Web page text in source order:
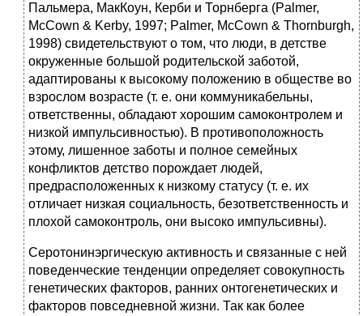
Пальмера, МакКоун, Керби и Торнберга (Palmer,
McCown & Kerby, 1997; Palmer, McCown & Thornburgh,
1998) свидетельствуют о том, что люди, в детстве
окруженные большой родительской заботой,
адаптированы к высокому положению в обществе во
взрослом возрасте (т. е. они коммуникабельны,
ответственны, обладают хорошим самоконтролем и
низкой импульсивностью). В противоположность
этому, лишенное заботы и полное семейных
конфликтов детство порождает людей,
предрасположенных к низкому статусу (т. е. их
отличает низкая социальность, безответственность и
плохой самоконтроль, они высоко импульсивны).
Серотонинэргическую активность и связанные с ней
поведенческие тенденции определяет совокупность
генетических факторов, ранних онтогенетических и
факторов повседневной жизни. Так как более